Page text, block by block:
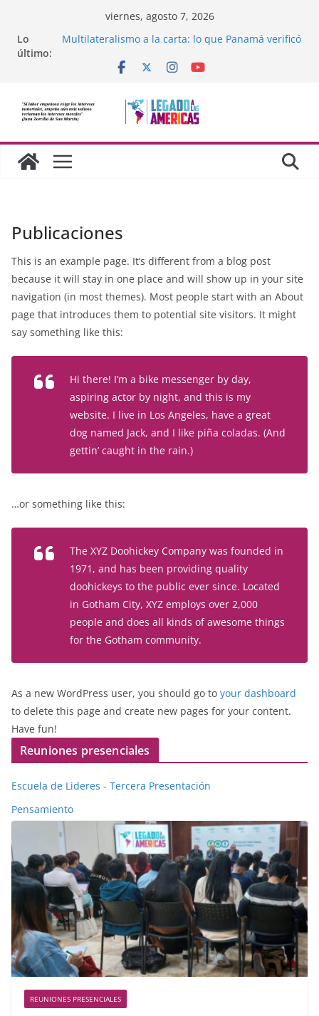
contenido
viernes, agosto 7, 2026
Lo
último:
Multilateralismo a la carta: lo que Panamá verificó
Compromiso de Legado a las Américas con la
Los avances de México frente al crimen
organizado y la cooperación soberana con
Estados Unidos
Adam Smith y la moral cristiana
¿Dos economías o dos dimensiones humanas?
Publicaciones
This is an example page. It’s different from a blog post
because it will stay in one place and will show up in your site
navigation (in most themes). Most people start with an About
page that introduces them to potential site visitors. It might
say something like this:
Hi there! I’m a bike messenger by day,
aspiring actor by night, and this is my
website. I live in Los Angeles, have a great
dog named Jack, and I like piña coladas. (And
gettin’ caught in the rain.)
…or something like this:
The XYZ Doohickey Company was founded in
1971, and has been providing quality
doohickeys to the public ever since. Located
in Gotham City, XYZ employs over 2,000
people and does all kinds of awesome things
for the Gotham community.
As a new WordPress user, you should go to your dashboard
to delete this page and create new pages for your content.
Have fun!
Reuniones presenciales
Escuela de Lideres - Tercera Presentación
Pensamiento
REUNIONES PRESENCIALES